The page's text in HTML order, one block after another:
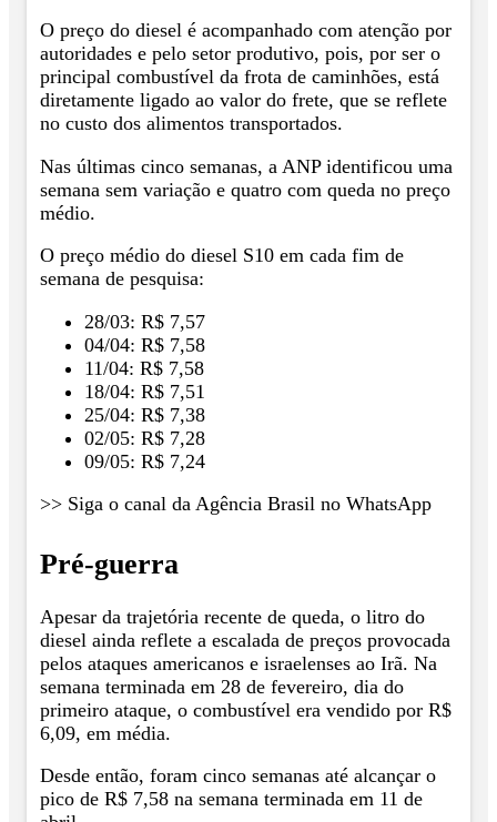
O preço do diesel é acompanhado com atenção por
autoridades e pelo setor produtivo, pois, por ser o
principal combustível da frota de caminhões, está
diretamente ligado ao valor do frete, que se reflete
no custo dos alimentos transportados.
Nas últimas cinco semanas, a ANP identificou uma
semana sem variação e quatro com queda no preço
médio.
O preço médio do diesel S10 em cada fim de
semana de pesquisa:
28/03: R$ 7,57
04/04: R$ 7,58
11/04: R$ 7,58
18/04: R$ 7,51
25/04: R$ 7,38
02/05: R$ 7,28
09/05: R$ 7,24
>> Siga o canal da Agência Brasil no WhatsApp
Pré-guerra
Apesar da trajetória recente de queda, o litro do
diesel ainda reflete a escalada de preços provocada
pelos ataques americanos e israelenses ao Irã. Na
semana terminada em 28 de fevereiro, dia do
primeiro ataque, o combustível era vendido por R$
6,09, em média.
Desde então, foram cinco semanas até alcançar o
pico de R$ 7,58 na semana terminada em 11 de